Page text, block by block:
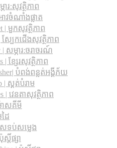
ារ:សុវត្ថិភាព
ាវចំណាំងផ្លាត
| មួកសុវត្ថិភាព
ស្បែកជើងសុវត្ថិភាព
សម្ភារ:ចរាចរណ៍
| ខ្សែរសុវត្ថិភាព
បំពង់ពន្លត់អង្គីភ័យ
| ស្គត់បំរាម
| វេនតាសុវត្ថិភាព
ាសគីមី
ៃ
សទប់សម្លេង
តិ៍ផ្សា